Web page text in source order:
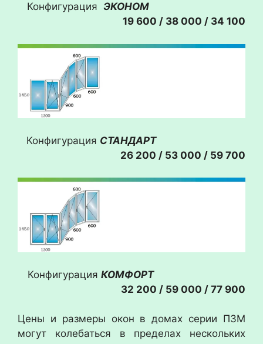
Конфигурация ЭКОНОМ
19 600 / 38 000 / 34 100
Конфигурация СТАНДАРТ
26 200 / 53 000 / 59 700
Конфигурация КОМФОРТ
32 200 / 59 000 / 77 900
Цены и размеры окон в домах серии П3М
могут колебаться в пределах нескольких